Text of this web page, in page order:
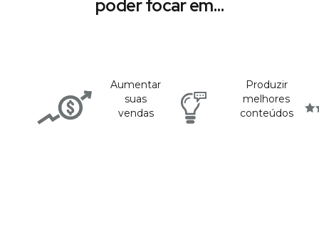
poder focar em…
Aumentar
suas
vendas
Produzir
melhores
conteúdos